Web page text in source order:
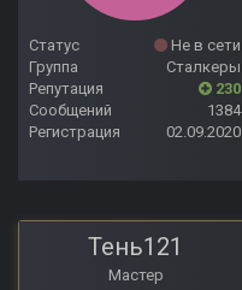
Статус
Не в сети
Группа
Сталкеры
Репутация
230
Сообщений
1384
Регистрация
02.09.2020
Тень121
Мастер